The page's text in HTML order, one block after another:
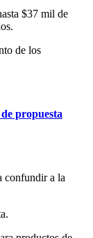
$37 mil de
de los
propuesta
confundir a la